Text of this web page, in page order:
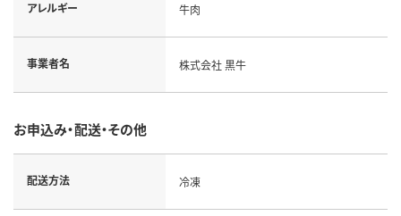
アレルギー 牛肉
事業者名 株式会社 黒牛
お申込み・配送・その他
配送方法 冷凍